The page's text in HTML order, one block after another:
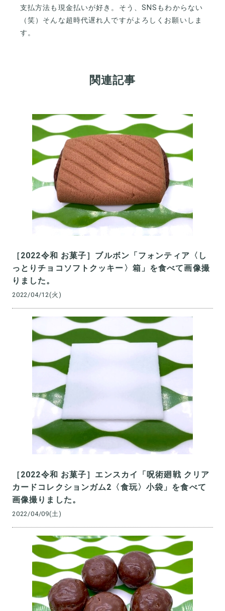
支払方法も現金払いが好き。そう、SNSもわからない
（笑）そんな超時代遅れ人ですがよろしくお願いしま
す。
関連記事
［2022令和 お菓子］ブルボン「フォンティア〈し
っとりチョコソフトクッキー〉箱」を食べて画像撮
りました。
2022/04/12(火)
［2022令和 お菓子］エンスカイ「呪術廻戦 クリア
カードコレクションガム2〈食玩〉小袋」を食べて
画像撮りました。
2022/04/09(土)